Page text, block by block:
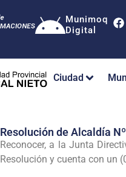
Munimoq
Digital
Ciudad
Resolución de Alcaldía
Reconocer, a la Junta
Resolución y cuenta con un